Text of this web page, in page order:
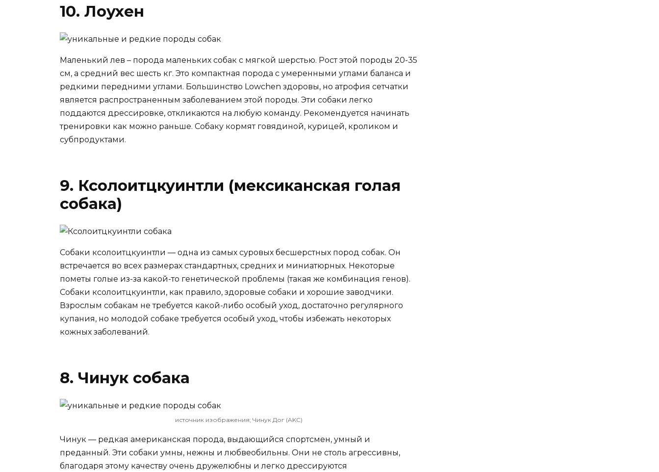
10. Лоухен
Маленький лев – порода маленьких собак с мягкой шерстью. Рост этой породы 20-35
см, а средний вес шесть кг. Это компактная порода с умеренными углами баланса и
редкими передними углами. Большинство Lowchen здоровы, но атрофия сетчатки
является распространенным заболеванием этой породы. Эти собаки легко
поддаются дрессировке, откликаются на любую команду. Рекомендуется начинать
тренировки как можно раньше. Собаку кормят говядиной, курицей, кроликом и
субпродуктами.
9. Ксолоитцкуинтли (мексиканская голая
собака)
Собаки ксолоитцкуинтли — одна из самых суровых бесшерстных пород собак. Он
встречается во всех размерах стандартных, средних и миниатюрных. Некоторые
пометы голые из-за какой-то генетической проблемы (такая же комбинация генов).
Собаки ксолоитцкуинтли, как правило, здоровые собаки и хорошие заводчики.
Взрослым собакам не требуется какой-либо особый уход, достаточно регулярного
купания, но молодой собаке требуется особый уход, чтобы избежать некоторых
кожных заболеваний.
8. Чинук собака
источник изображения; Чинук Дог (AKC)
Чинук — редкая американская порода, выдающийся спортсмен, умный и
преданный. Эти собаки умны, нежны и любвеобильны. Они не столь агрессивны,
благодаря этому качеству очень дружелюбны и легко дрессируются